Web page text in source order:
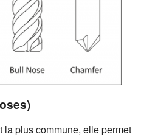
la plus commune, elle permet